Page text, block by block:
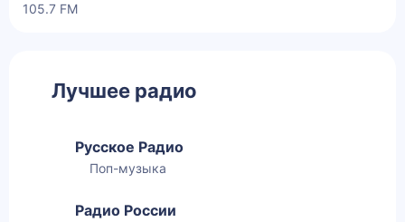
105.7 FM
Лучшее радио
Русское Радио
Поп-музыка
Радио России